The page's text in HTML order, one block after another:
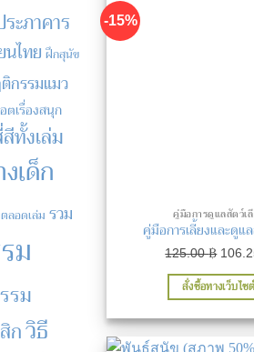
ระภาคาร
นไทย ฝึกสุนัข
กรรมแมว
ตเรื่องสนุก
ทั้งเล่ม
เด็ก
ลอดเล่ม รวม
ม
รม
ก วิธี
-15%
คู่มือการดูแลสัตว์เ
คู่มือการเลี้ยงและดูแ
125.00฿
price
was:
สั่งซื้อทางเว็บไซต์